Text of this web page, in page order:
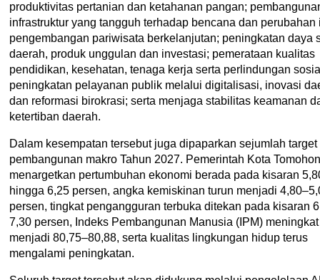
produktivitas pertanian dan ketahanan pangan;
infrastruktur yang tangguh terhadap bencana dan perubahan
pengembangan pariwisata berkelanjutan; peningkatan daya
daerah, produk unggulan dan investasi; pemerataan kualitas
pendidikan, kesehatan, tenaga kerja serta perlindungan
peningkatan pelayanan publik melalui digitalisasi, inovasi
dan reformasi birokrasi; serta menjaga stabilitas keamanan
ketertiban daerah.
Dalam kesempatan tersebut juga dipaparkan sejumlah target
pembangunan makro Tahun 2027. Pemerintah Kota Tomohon
menargetkan pertumbuhan ekonomi berada pada kisaran
hingga 6,25 persen, angka kemiskinan turun menjadi
persen, tingkat pengangguran terbuka ditekan pada kisaran
7,30 persen, Indeks Pembangunan Manusia (IPM) meningkat
menjadi 80,75–80,88, serta kualitas lingkungan hidup terus
mengalami peningkatan.